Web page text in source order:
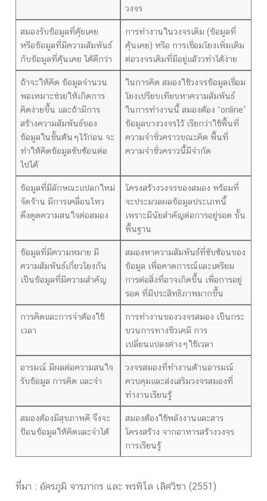
วงจร
สมองรับข้อมูลที่คุ้ยเคย
หรือข้อมูลที่มีความสัมพันธ์
กับข้อมูลที่คุ้นเคย ได้ดีกว่า
การทำงานในวงจรเดิม (ข้อมูลที่
คุ้นเคย) หรือ การเชื่อมโยงเพิ่มเติม
ต่อวงจรเดิมที่มีอยู่แล้ววทำได้ง่าย
ถ้าจะให้คิด ข้อมูลจำนวน
พอเหมาะช่วยให้เกิดการ
คิดง่ายขึ้น และถ้ามีการ
สร้างความสัมพันธ์ของ
ข้อมูลในชั้นต้นๆไว้ก่อน จะ
ทำให้คิดข้อมูลซับซ้อนต่อ
ไปได้
ในการคิด สมองใช้วงจรข้อมูลเชื่อม
โยงเปรียบเทียบหาความสัมพันธ์
ในการทำงานนี้ สมองต้อง “online”
ข้อมูลบางวงจรไว้ เรียกว่าใช้พื้นที่
ความจำชั่วคราวขณะคิด พื้นที่
ความจำชั่วคราวนี้มีจำกัด
ข้อมูลที่มีลักษณะแปลกใหม่
จัดจ้าน มีการเคลื่อนไหว
ดึงดูดความสนใจต่อสมอง
โครงสร้างวงจรของสมอง พร้อมที่
จะประมวลผลข้อมูลประเภทนี้
เพราะมีนัยสำคัญต่อการอยู่รอด ขั้น
พื้นฐาน
ข้อมูลที่มีความหมาย มี
ความสัมพันธ์เกี่ยวโยงกัน
เป็นข้อมูลที่มีความสำคัญ
สมองหาความสัมพันธ์ที่ซับซ้อนของ
ข้อมูล เพื่อคาดการณ์และเตรียม
การต่อสิ่งที่อาจเกิดขึ้น เพื่อการอยู่
รอด ที่มีประสิทธิภาพมากขึ้น
การคิดและการจำต้องใช้
เวลา
การทำงานของวงจรสมอง เป็นกระ
บวนการทางชีวเคมี การ
เปลี่ยนแปลงต่างๆใช้เวลา
อารมณ์ มีผลต่อความสนใจ
รับข้อมูล การคิด และจำ
วงจรสมองที่ทำงานด้านอารมณ์
ควบคุมและส่งเสริมวงจรสมองที่
ทำงานเรียนรู้
สมองต้องมีสุขภาพดี จึงจะ
ป้อนข้อมูลให้คิดและจำได้
สมองต้องใช้พลังงานและสาร
โครงสร้าง จากอาหารสร้างวงจร
การเรียนรู้
ที่มา : อัครภูมิ จารภากร และ พรพิไล เลิศวิชา (2551)